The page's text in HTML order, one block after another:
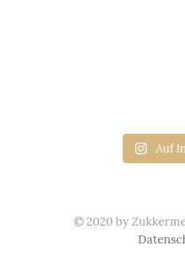
Auf
© 2020 by